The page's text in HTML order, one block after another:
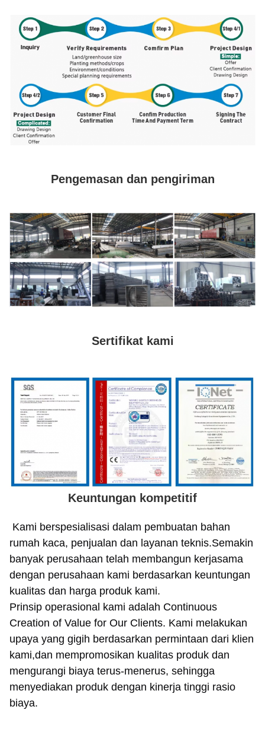
Pengemasan dan pengiriman
Sertifikat kami
Keuntungan kompetitif
Kami berspesialisasi dalam pembuatan bahan
rumah kaca, penjualan dan layanan teknis.Semakin
banyak perusahaan telah membangun kerjasama
dengan perusahaan kami berdasarkan keuntungan
kualitas dan harga produk kami.
Prinsip operasional kami adalah Continuous
Creation of Value for Our Clients. Kami melakukan
upaya yang gigih berdasarkan permintaan dari klien
kami,dan mempromosikan kualitas produk dan
mengurangi biaya terus-menerus, sehingga
menyediakan produk dengan kinerja tinggi rasio
biaya.